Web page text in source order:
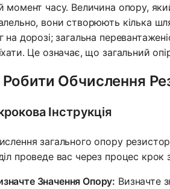
момент часу. Величина опору,
вони створюють кілька
на дорозі; загальна
Це означає, що загальний
Обчислення
Інструкція
загального опору
проведе вас через процес крок
Значення Опору: Визначте